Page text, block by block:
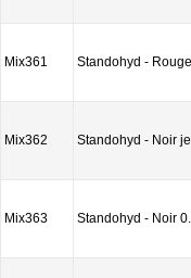
Mix361 Standohyd -
Mix362 Standohyd - Noir
Mix363 Standohyd - Noir